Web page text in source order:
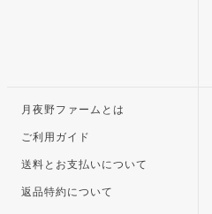
月夜野ファームとは
ご利用ガイド
送料とお支払いについて
返品特約について